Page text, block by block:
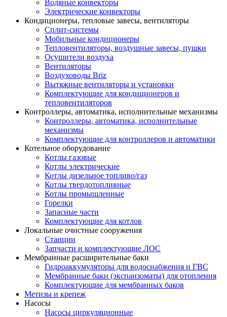
Водяные конвекторы
Электрические конвекторы
Кондиционеры, тепловые завесы, вентиляторы
Сплит-системы
Мобильные кондиционеры
Тепловентиляторы, воздушные завесы, пушки
Осушители воздуха
Вентиляторы
Воздуховоды Briz
Вытяжные вентиляторы и установки
Комплектующие для кондиционеров и
тепловентиляторов
Контроллеры, автоматика, исполнительные механизмы
Контроллеры, автоматика, исполнительные
механизмы
Комплектующие для контроллеров и автоматики
Котельное оборудование
Котлы газовые
Котлы электрические
Котлы дизельное топливо/газ
Котлы твердотопливные
Котлы промышленные
Горелки
Запасные части
Комплектующие для котлов
Локальные очистные сооружения
Станции
Запчасти и комплектующие ЛОС
Мембранные расширительные баки
Гидроаккумуляторы для водоснабжения и ГВС
Мембранные баки (экспанзоматы) для отопления
Комплектующие для мембранных баков
Метизы и крепеж
Насосы
Насосы циркуляционные